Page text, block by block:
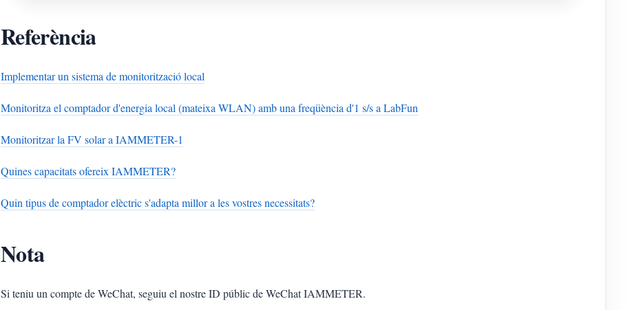
Referència
Implementar un sistema de monitorització local
Monitoritza el comptador d'energia local (mateixa WLAN) amb una freqüència d'1 s/s a LabFun
Monitoritzar la FV solar a IAMMETER-1
Quines capacitats ofereix IAMMETER?
Quin tipus de comptador elèctric s'adapta millor a les vostres necessitats?
Nota
Si teniu un compte de WeChat, seguiu el nostre ID públic de WeChat IAMMETER.